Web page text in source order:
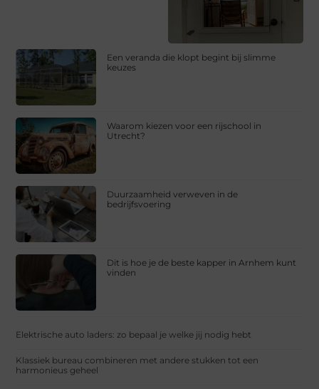
Een veranda die klopt begint bij slimme
keuzes
Waarom kiezen voor een rijschool in
Utrecht?
Duurzaamheid verweven in de
bedrijfsvoering
Dit is hoe je de beste kapper in Arnhem kunt
vinden
Elektrische auto laders: zo bepaal je welke jij nodig hebt
Klassiek bureau combineren met andere stukken tot een
harmonieus geheel